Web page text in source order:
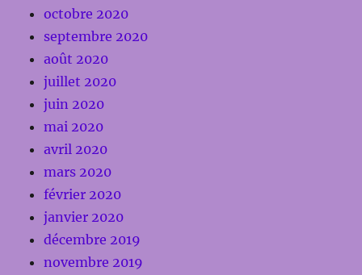
octobre 2020
septembre 2020
août 2020
juillet 2020
juin 2020
mai 2020
avril 2020
mars 2020
février 2020
janvier 2020
décembre 2019
novembre 2019